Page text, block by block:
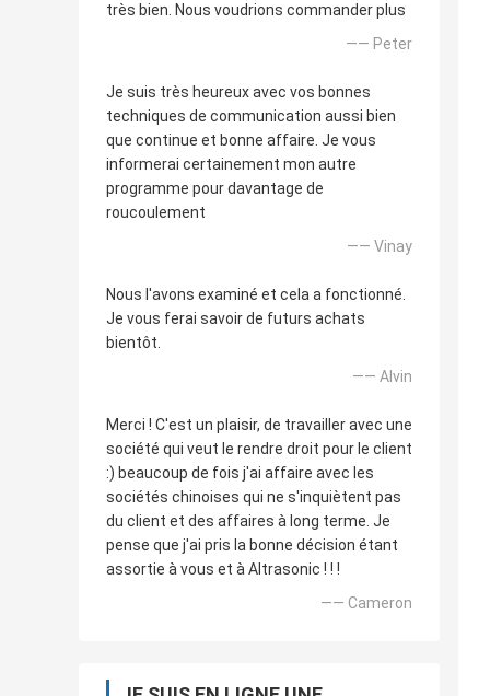
très bien. Nous voudrions commander plus
—— Peter
Je suis très heureux avec vos bonnes
techniques de communication aussi bien
que continue et bonne affaire. Je vous
informerai certainement mon autre
programme pour davantage de
roucoulement
—— Vinay
Nous l'avons examiné et cela a fonctionné.
Je vous ferai savoir de futurs achats
bientôt.
—— Alvin
Merci ! C'est un plaisir, de travailler avec une
société qui veut le rendre droit pour le client
:) beaucoup de fois j'ai affaire avec les
sociétés chinoises qui ne s'inquiètent pas
du client et des affaires à long terme. Je
pense que j'ai pris la bonne décision étant
assortie à vous et à Altrasonic ! ! !
—— Cameron